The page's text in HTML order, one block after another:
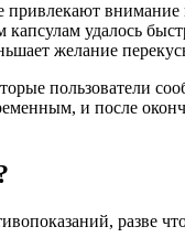
капсулам удалось
желание
пользователи
и после
разве